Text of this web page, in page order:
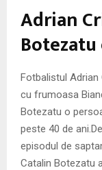
N
U
Adrian
Fotbalistul Adrian
cu frumoasa
Botezatu o
peste 40 de
episodul de
Catalin Botezatu